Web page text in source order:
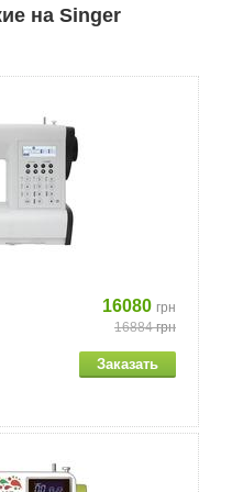
материале,тонком
эластичных и
петли в
положении
на Singer
16080 грн
16884грн